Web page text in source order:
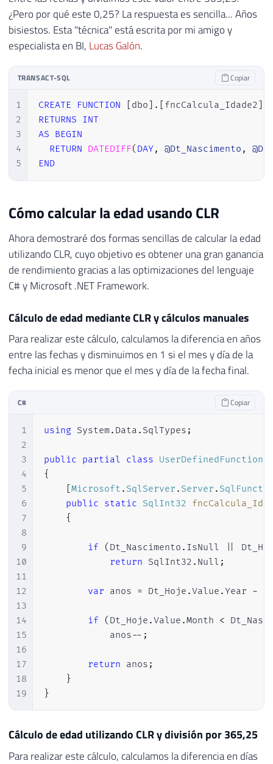
¿Pero por qué este 0,25? La respuesta es sencilla... Años
bisiestos. Esta "técnica" está escrita por mi amigo y
especialista en BI, Lucas Galón.
TRANSACT-SQL Copiar
1
2
3
4
5
CREATE FUNCTION dbo . fncCalcula_Idade2
RETURNS INT
AS BEGIN
RETURN DATEDIFF( DAY, @Dt_Nascimento ,
END
Cómo calcular la edad usando CLR
Ahora demostraré dos formas sencillas de calcular la edad
utilizando CLR, cuyo objetivo es obtener una gran ganancia
de rendimiento gracias a las optimizaciones del lenguaje
C# y Microsoft .NET Framework.
Cálculo de edad mediante CLR y cálculos manuales
Para realizar este cálculo, calculamos la diferencia en años
entre las fechas y disminuimos en 1 si el mes y día de la
fecha inicial es menor que el mes y día de la fecha final.
C# Copiar
1
2
3
4
5
6
7
8
9
10
11
12
13
14
15
16
17
18
19
using System. Data . SqlTypes ;
public partial class UserDefinedFunctions
{
[Microsoft . SqlServer . Server .
public static SqlInt32
{
if ( Dt_Nascimento . IsNull
return SqlInt32 . Null ;
var anos = Dt_Hoje .Value .Year -
if ( Dt_Hoje .Value .Month <
            anos
-- ;
return anos ;
}
}
Cálculo de edad utilizando CLR y división por 365,25
Para realizar este cálculo, calculamos la diferencia en días